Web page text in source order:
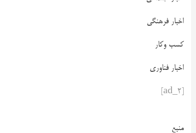
اخبار فرهنگی
کسب وکار
اخبار فناوری
منبع